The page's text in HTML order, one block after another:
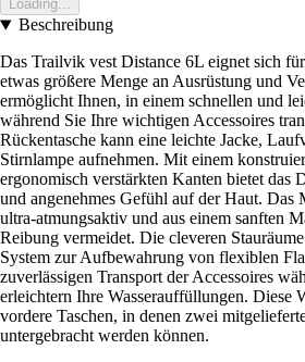
Loading...
Beschreibung
Das Trailvik vest Distance 6L eignet sich
etwas größere Menge an Ausrüstung und
ermöglicht Ihnen, in einem schnellen und
während Sie Ihre wichtigen Accessoires
Rückentasche kann eine leichte Jacke,
Stirnlampe aufnehmen. Mit einem
ergonomisch verstärkten Kanten bietet das
und angenehmes Gefühl auf der Haut. Das
ultra-atmungsaktiv und aus einem sanften
Reibung vermeidet. Die cleveren
System zur Aufbewahrung von flexiblen
zuverlässigen Transport der Accessoires
erleichtern Ihre Wasserauffüllungen. Diese
vordere Taschen, in denen zwei
untergebracht werden können.